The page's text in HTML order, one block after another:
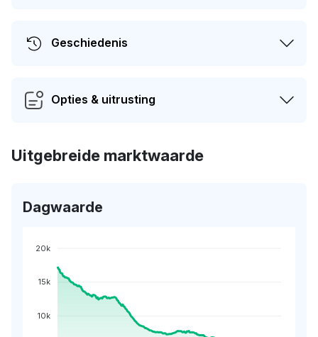
Geschiedenis
Opties & uitrusting
Uitgebreide marktwaarde
Dagwaarde
20k
15k
10k